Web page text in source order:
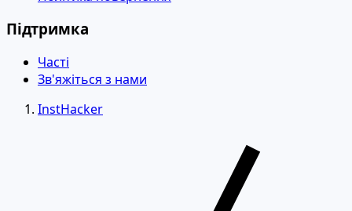
Підтримка
Часті
Зв'яжіться з нами
InstHacker